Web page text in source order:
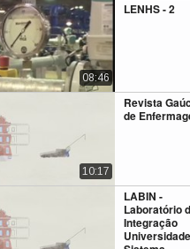
LENHS - 2
08:46
Revista
de
10:17
LABIN -
Laboratório
Integração